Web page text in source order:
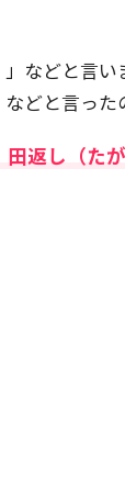
などと言
などと言った
田返し（た